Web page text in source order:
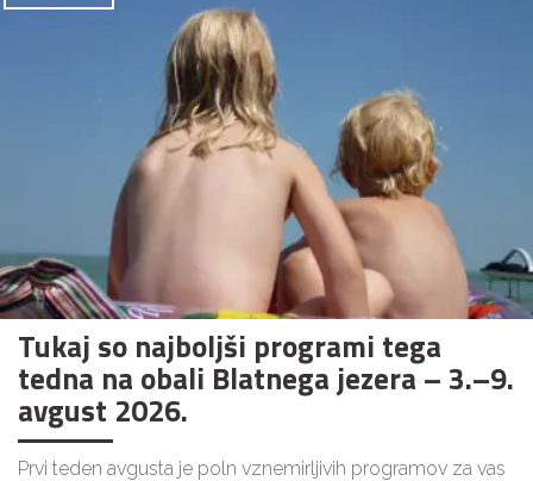
Tukaj so najboljši programi tega
tedna na obali Blatnega jezera – 3.–9.
avgust 2026.
Prvi teden avgusta je poln vznemirljivih programov za vas